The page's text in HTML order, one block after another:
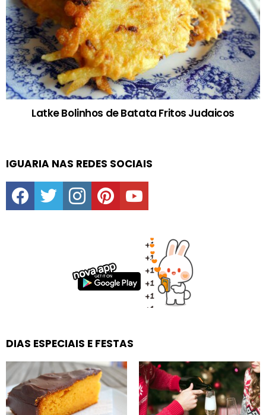
Latke Bolinhos de Batata Fritos Judaicos
IGUARIA NAS REDES SOCIAIS
facebooktwitter instagrampinterestyoutube
DIAS ESPECIAIS E FESTAS